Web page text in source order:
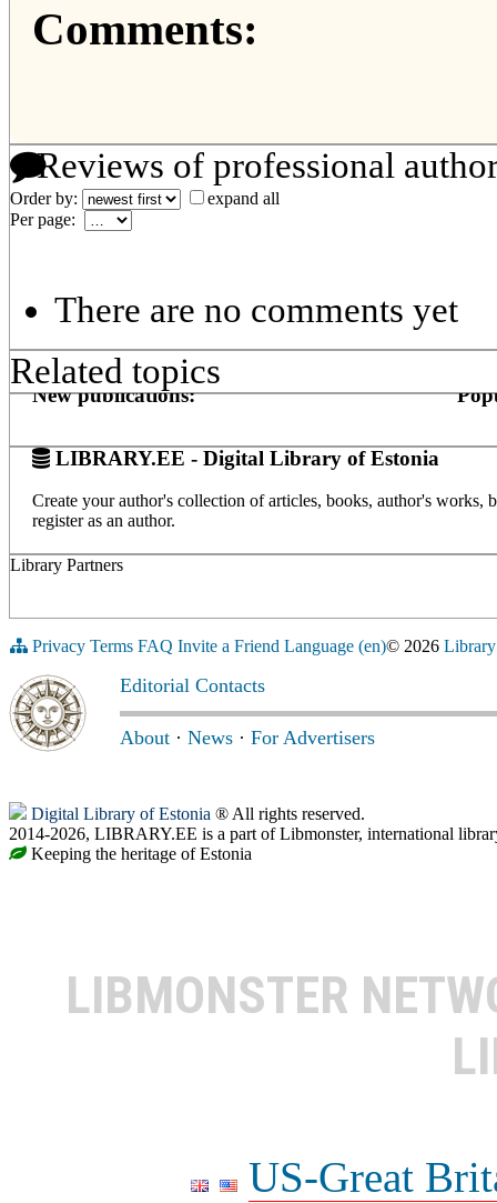
Comments:
Reviews of professional
Order by:
expand all
Per page:
There are no comments yet
Related topics
New publications:
LIBRARY.EE - Digital Library of Estonia
Create your author's collection of articles, books, author's
register as an author.
Library Partners
Privacy Terms FAQ Invite a Friend Language (en)© 2026
Editorial Contacts
About · News · For Advertisers
Digital Library of Estonia ® All rights reserved.
2014-2026, LIBRARY.EE is a part of Libmonster, international
Keeping the heritage of Estonia
LIBMONSTER
US-Great